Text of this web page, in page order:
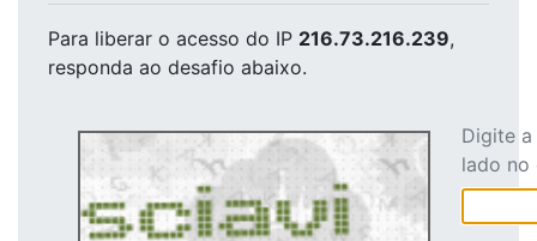
Para liberar o acesso do IP 216.73.216.239,
responda ao desafio abaixo.
Digite
lado no